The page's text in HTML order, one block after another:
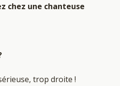
chez une chanteuse
trop droite !